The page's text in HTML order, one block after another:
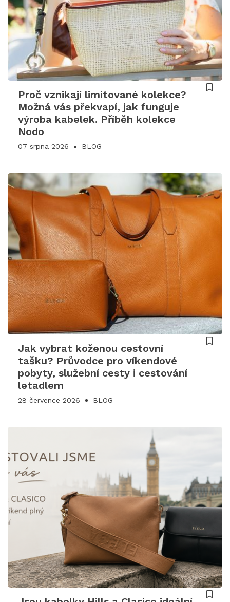
Proč vznikají limitované kolekce?
Možná vás překvapí, jak funguje
výroba kabelek. Příběh kolekce
Nodo
07 srpna 2026 BLOG
Jak vybrat koženou cestovní
tašku? Průvodce pro víkendové
pobyty, služební cesty i cestování
letadlem
28 července 2026 BLOG